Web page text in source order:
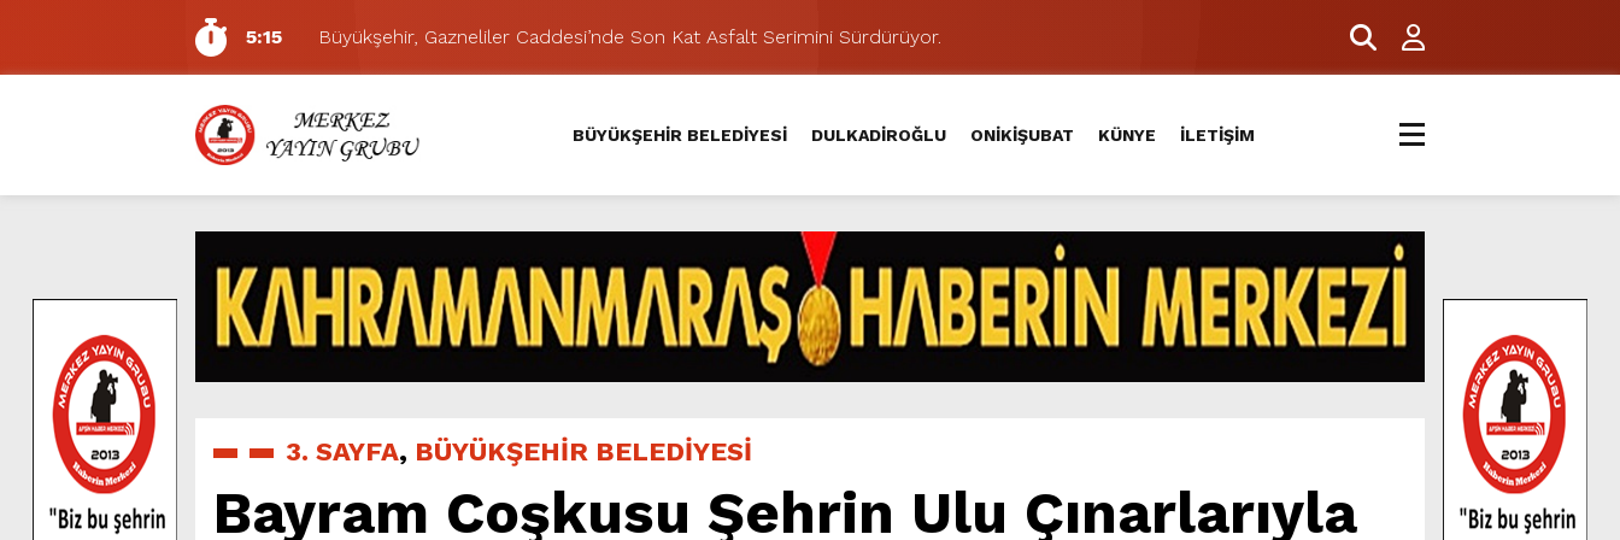
5:15
Büyükşehir, Gazneliler Caddesi’nde Son Kat Asfalt Serimini Sürdürüyor.
6:54
Büyükşehir, Dulkadiroğlu Hacı Murat Caddesi’ni Asfalta Hazırlıyor.
6:53
Büyükşehir’den Dulkadiroğlu Kırsalına Değer Katan Yol Yatırımı.
6:50
Geleneksel Ağustos Fuarı’nda Eğlence ve Nostalji Bir Aradaydı.
6:48
Tevfik Kadıoğlu Kavşağı Yeni Düzenlemeyle Daha Akıcı Hale Geliyor.
10:21
Dedublüman KAFUM’da Müzik Ziyafeti Yaşatacak.
16:31
Yeşilçam’ın Efsanesi Ağustos Fuarı’nda Hayat Bulacak
16:30
Uluslararası Bisiklet Turnuvası, Salı Günü KAFUM – Ali Kayası Etabıyla Başlıyor.
8:32
Büyükşehir, KAFUM’da Miniklere Unutulmaz Eğlence Yaşattı.
5:17
Uluslararası Bisiklet Yarışması’nda İkinci Etap Nefes Kesti.
BÜYÜKŞEHİR BELEDİYESİ DULKADİROĞLU ONİKİŞUBAT KÜNYE İLETİŞİM
3. SAYFA, BÜYÜKŞEHİR BELEDİYESİ
Bayram Coşkusu Şehrin Ulu Çınarlarıyla